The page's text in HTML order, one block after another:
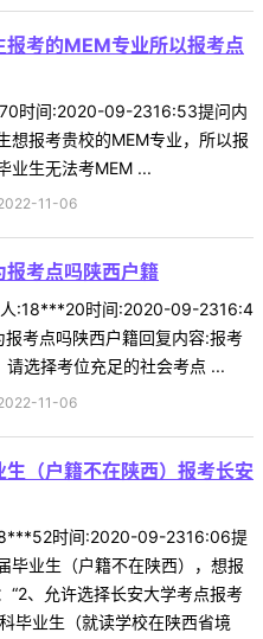
考的MEM专业所以报考点
时间:2020-09-2316:53提问内
想报考贵校的MEM专业，所以报
业生无法考MEM ...
11-06
报考点吗陕西户籍
人:18***20时间:2020-09-2316:4
考点吗陕西户籍回复内容:报考
选择考位充足的社会考点 ...
11-06
（户籍不在陕西）报考长安
时间:2020-09-2316:06提
毕业生（户籍不在陕西），想报
“2、允许选择长安大学考点报考
毕业生（就读学校在陕西省境